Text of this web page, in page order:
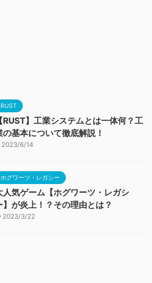
RUST
【RUST】工業システムとは一体何？工
の基本について徹底解説！
2023/6/14
ホグワーツ・レガシー
人気ゲーム【ホグワーツ・レガシ
】が炎上！？その理由とは？
2023/3/22